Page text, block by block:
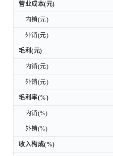
营业成本(元)
内销(元)
外销(元)
毛利(元)
内销(元)
外销(元)
毛利率(%)
内销(%)
外销(%)
收入构成(%)
营业成本(元)
内销(元)
外销(元)
毛利(元)
内销(元)
外销(元)
毛利率(%)
内销(%)
外销(%)
收入构成(%)